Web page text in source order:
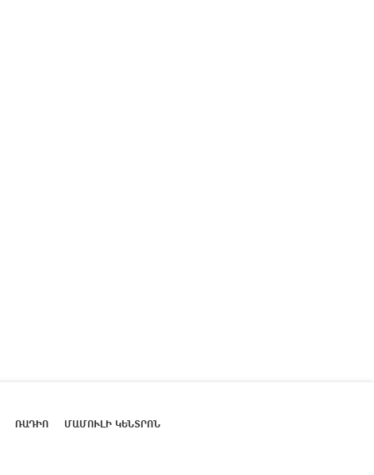
ՌԱԴԻՈ ՄԱՄՈՒԼԻ ԿԵՆՏՐՈՆ